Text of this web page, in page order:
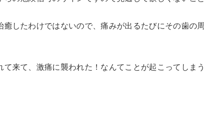
癒したわけではないので、痛みが出るたびにその歯の
て来て、激痛に襲われた！なんてことが起こってしま